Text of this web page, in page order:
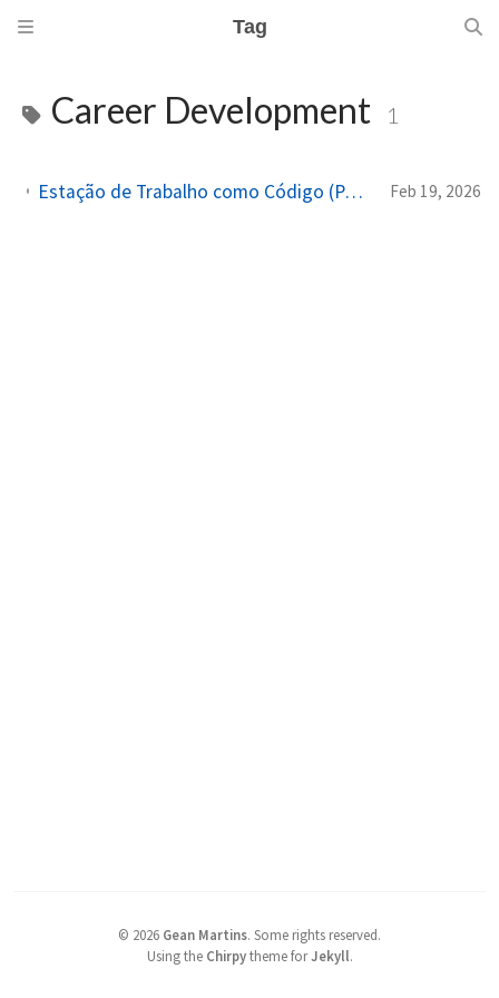
Tag
Career Development 1
Estação de Trabalho como Código (Parte 15): Balanço Geral e Fechamento da Série Feb 19, 2026
© 2026 Gean Martins. Some rights reserved.
Using the Chirpytheme forJekyll.